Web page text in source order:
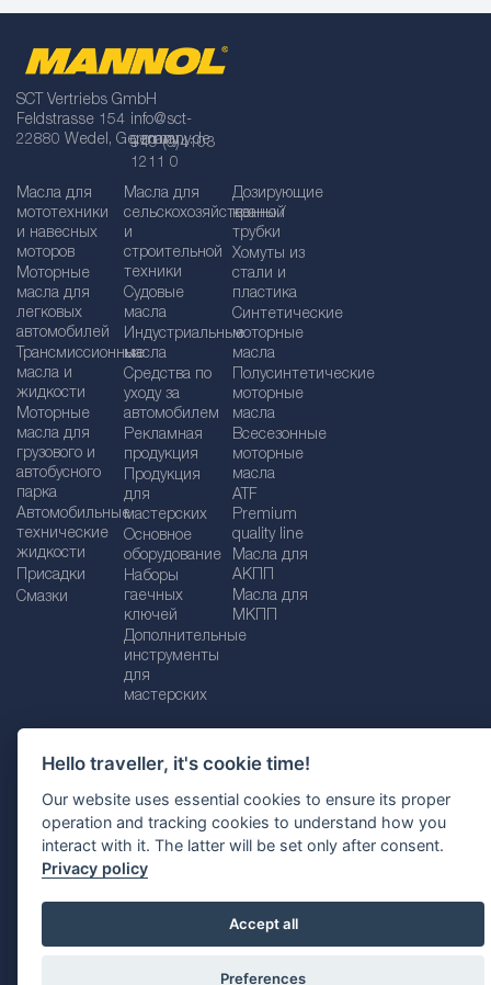
Hello traveller, it's cookie time!
Our website uses essential cookies to ensure its proper
operation and tracking cookies to understand how you
interact with it. The latter will be set only after consent.
Privacy policy
Accept all
Preferences
SCT Vertriebs GmbH
Feldstrasse 154
22880 Wedel, Germany
info@sct-
germany.de
+49 (0)4103
1211 0
Масла для
мототехники
и навесных
моторов
Моторные
масла для
легковых
автомобилей
Трансмиссионные
масла и
жидкости
Моторные
масла для
грузового и
автобусного
парка
Автомобильные
технические
жидкости
Присадки
Смазки
Масла для
сельскохозяйственной
и
строительной
техники
Судовые
масла
Индустриальные
масла
Средства по
уходу за
автомобилем
Рекламная
продукция
Продукция
для
мастерских
Основное
оборудование
Наборы
гаечных
ключей
Дополнительные
инструменты
для
мастерских
Дозирующие
краны /
трубки
Хомуты из
стали и
пластика
Синтетические
моторные
масла
Полусинтетические
моторные
масла
Bсесезонные
моторные
масла
ATF
Premium
quality line
Масла для
АКПП
Масла для
МКПП
Политика конфиденциальности
Политика файлов Cookie Выбор страны